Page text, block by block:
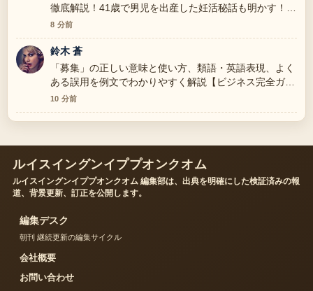
徹底解説！41歳で男児を出産した妊活秘話も明かす！
の背景説明が助かります。ライブ更新を続けてくださ
い。
8 分前
鈴木 蒼
「募集」の正しい意味と使い方、類語・英語表現、よく
ある誤用を例文でわかりやすく解説【ビジネス完全ガイ
ド】 の報道は丁寧で、流れを追いやすいです。
10 分前
ルイスイングンイププオンクオム
ルイスイングンイププオンクオム 編集部は、出典を明確にした検証済みの報
道、背景更新、訂正を公開します。
編集デスク
朝刊 継続更新の編集サイクル
会社概要
お問い合わせ